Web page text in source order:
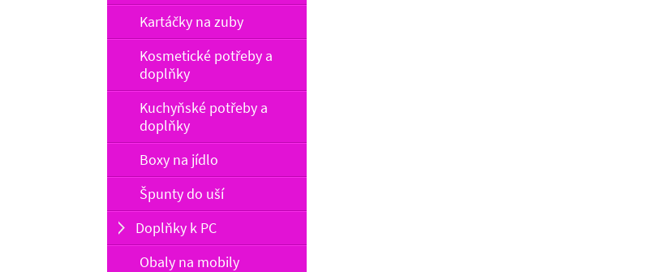
Kartáčky na zuby
Kosmetické potřeby a
doplňky
Kuchyňské potřeby a
doplňky
Boxy na jídlo
Špunty do uší
Doplňky k PC
Obaly na mobily